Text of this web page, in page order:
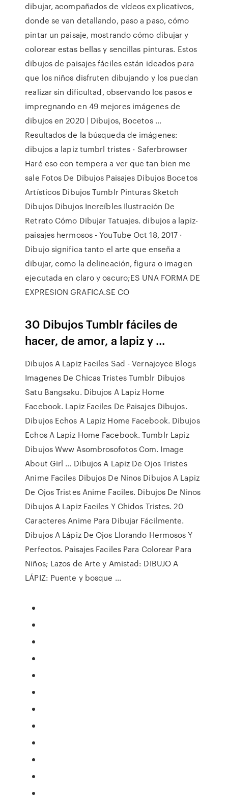
dibujar, acompañados de vídeos explicativos,
donde se van detallando, paso a paso, cómo
pintar un paisaje, mostrando cómo dibujar y
colorear estas bellas y sencillas pinturas. Estos
dibujos de paisajes fáciles están ideados para
que los niños disfruten dibujando y los puedan
realizar sin dificultad, observando los pasos e
impregnando en 49 mejores imágenes de
dibujos en 2020 | Dibujos, Bocetos ...
Resultados de la búsqueda de imágenes:
dibujos a lapiz tumbrl tristes - Saferbrowser
Haré eso con tempera a ver que tan bien me
sale Fotos De Dibujos Paisajes Dibujos Bocetos
Artísticos Dibujos Tumblr Pinturas Sketch
Dibujos Dibujos Increíbles Ilustración De
Retrato Cómo Dibujar Tatuajes. dibujos a lapiz-
paisajes hermosos - YouTube Oct 18, 2017 ·
Dibujo significa tanto el arte que enseña a
dibujar, como la delineación, figura o imagen
ejecutada en claro y oscuro;ES UNA FORMA DE
EXPRESION GRAFICA.SE CO
30 Dibujos Tumblr fáciles de
hacer, de amor, a lapiz y ...
Dibujos A Lapiz Faciles Sad - Vernajoyce Blogs
Imagenes De Chicas Tristes Tumblr Dibujos
Satu Bangsaku. Dibujos A Lapiz Home
Facebook. Lapiz Faciles De Paisajes Dibujos.
Dibujos Echos A Lapiz Home Facebook. Dibujos
Echos A Lapiz Home Facebook. Tumblr Lapiz
Dibujos Www Asombrosofotos Com. Image
About Girl … Dibujos A Lapiz De Ojos Tristes
Anime Faciles Dibujos De Ninos Dibujos A Lapiz
De Ojos Tristes Anime Faciles. Dibujos De Ninos
Dibujos A Lapiz Faciles Y Chidos Tristes. 20
Caracteres Anime Para Dibujar Fácilmente.
Dibujos A Lápiz De Ojos Llorando Hermosos Y
Perfectos. Paisajes Faciles Para Colorear Para
Niños; Lazos de Arte y Amistad: DIBUJO A
LÁPIZ: Puente y bosque ...